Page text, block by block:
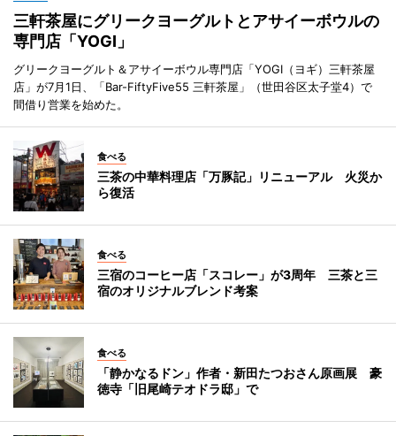
三軒茶屋にグリークヨーグルトとアサイーボウルの
専門店「YOGI」
グリークヨーグルト＆アサイーボウル専門店「YOGI（ヨギ）三軒茶屋
店」が7月1日、「Bar-FiftyFive55 三軒茶屋」（世田谷区太子堂4）で
間借り営業を始めた。
食べる
三茶の中華料理店「万豚記」リニューアル 火災か
ら復活
食べる
三宿のコーヒー店「スコレー」が3周年 三茶と三
宿のオリジナルブレンド考案
食べる
「静かなるドン」作者・新田たつおさん原画展 豪
徳寺「旧尾崎テオドラ邸」で